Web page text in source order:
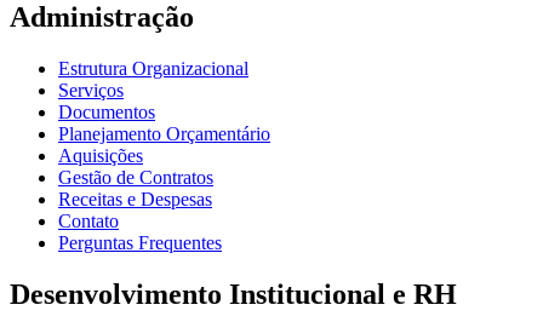
Administração
Estrutura Organizacional
Serviços
Documentos
Planejamento Orçamentário
Aquisições
Gestão de Contratos
Receitas e Despesas
Contato
Perguntas Frequentes
Desenvolvimento Institucional e RH